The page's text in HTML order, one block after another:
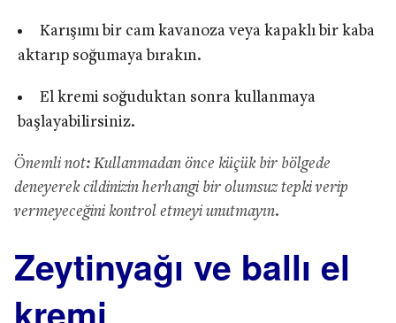
Karışımı bir cam kavanoza veya kapaklı bir kaba
aktarıp soğumaya bırakın.
El kremi soğuduktan sonra kullanmaya
başlayabilirsiniz.
Önemli not: Kullanmadan önce küçük bir bölgede
deneyerek cildinizin herhangi bir olumsuz tepki verip
vermeyeceğini kontrol etmeyi unutmayın.
Zeytinyağı ve ballı el
kremi